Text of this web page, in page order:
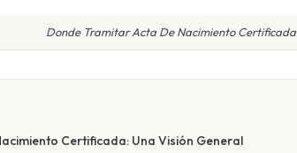
Donde Tramitar Acta De Nacimiento Certificada
Certificada: Una Visión General